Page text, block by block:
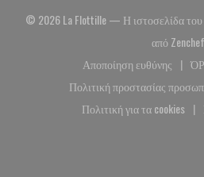
© 2026 La Flottille — Η ιστοσελίδα του
απόZenchef
Αποποίηση ευθύνης
((ανοίγει σε
Πολιτική προστασίας
Πολιτική για τα cookies
((ανοίγει σε